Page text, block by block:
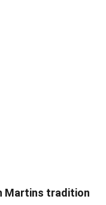
Martins tradition